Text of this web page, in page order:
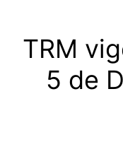
TRM
5 de